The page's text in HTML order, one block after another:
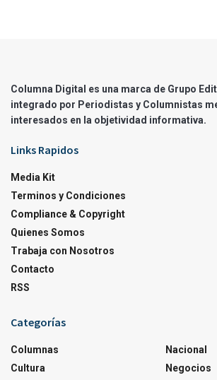
Columna Digital es una marca de Grupo
integrado por Periodistas y Columnistas
interesados en la objetividad informativa.
Links Rapidos
Media Kit
Terminos y Condiciones
Compliance & Copyright
Quienes Somos
Trabaja con Nosotros
Contacto
RSS
Categorías
Columnas
Cultura
Nacional
Negocios